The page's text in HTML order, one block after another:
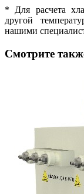
* Для расчета
другой
нашими
Смотрите